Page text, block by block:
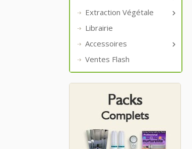

Extraction Végétale
Librairie

Accessoires
Ventes Flash